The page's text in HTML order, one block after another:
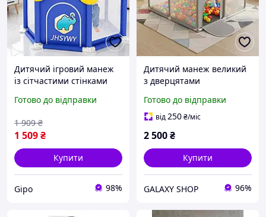
Дитячий ігровий манеж
із сітчастими стінками
басейн для малюків
Готово до відправки
1 509₴
1 909 ₴
Купити
Gipo 98%
Дитячий манеж великий
з дверцятами
манеж для дому
Безпечний манеж для
Готово до відправки
від250₴/міс
2 500₴
Купити
GALAXY SHOP 96%